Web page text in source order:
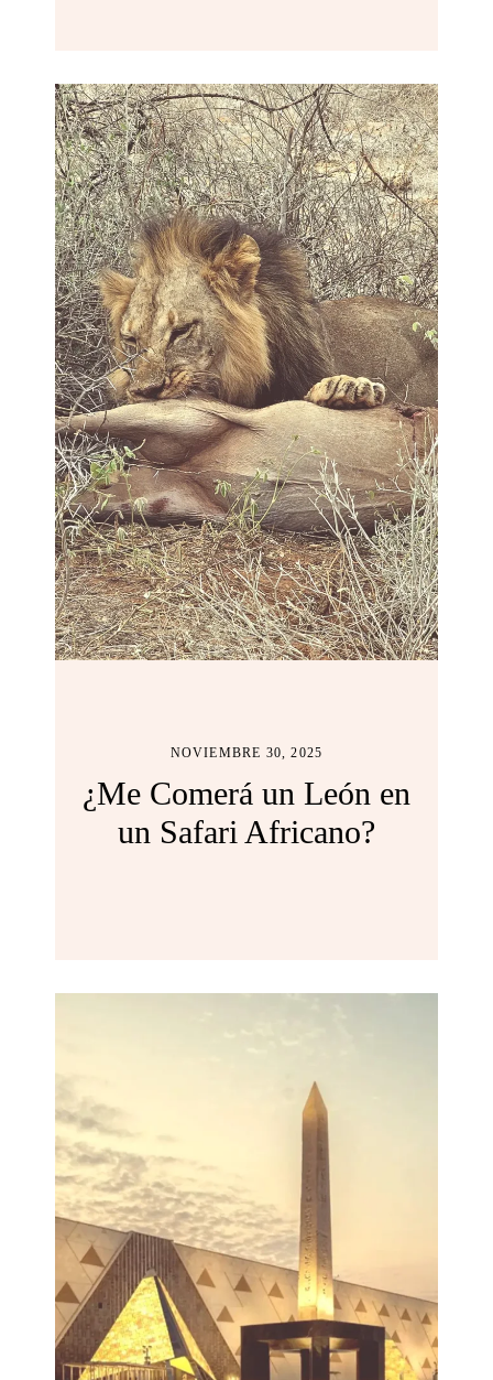
NOVIEMBRE 30, 2025
¿Me Comerá un León en
un Safari Africano?